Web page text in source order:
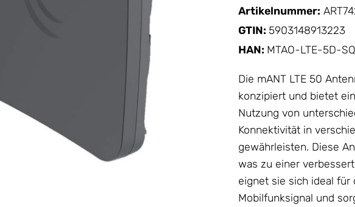
Artikelnummer:
GTIN: 5903148913223
HAN: MTAO-LTE-5D-SQ
Die mANT LTE 50
konzipiert und bietet
Nutzung von
Konnektivität in
gewährleisten. Diese
was zu einer
eignet sie sich ideal für
Mobilfunksignal und